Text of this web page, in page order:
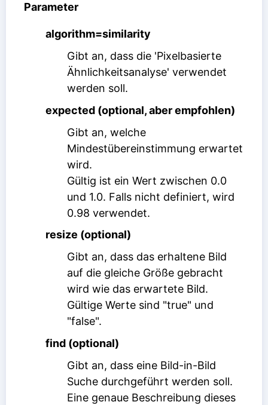
Parameter
algorithm=similarity
Gibt an, dass die 'Pixelbasierte
Ähnlichkeitsanalyse' verwendet
werden soll.
expected (optional, aber empfohlen)
Gibt an, welche
Mindestübereinstimmung erwartet
wird.
Gültig ist ein Wert zwischen 0.0
und 1.0. Falls nicht definiert, wird
0.98 verwendet.
resize (optional)
Gibt an, dass das erhaltene Bild
auf die gleiche Größe gebracht
wird wie das erwartete Bild.
Gültige Werte sind "true" und
"false".
find (optional)
Gibt an, dass eine Bild-in-Bild
Suche durchgeführt werden soll.
Eine genaue Beschreibung dieses